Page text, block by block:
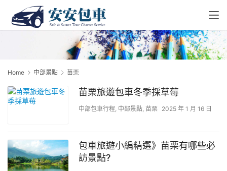
Home 中部景點 苗栗
苗栗旅遊包車冬季採草莓
中部包車行程 中部景點 苗栗 2025 年 1 月 16 日
包車旅遊小編精選》苗栗有哪些必
訪景點?